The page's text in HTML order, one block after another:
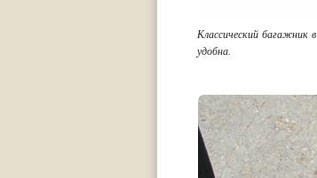
Классический багажник
удобна.